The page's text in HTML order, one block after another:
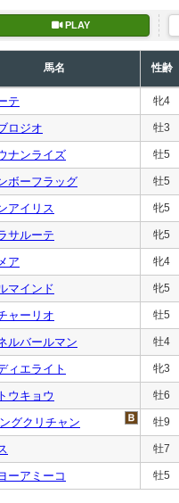
PLAY
馬名 性齢
テ 牝4
ロジオ 牡3
ナンライズ 牡5
ボーフラッグ 牡5
アイリス 牝5
サルーテ 牝5
ア 牝4
マインド 牝5
ャーリオ 牡5
ルバールマン 牡4
ィエライト 牝3
ウキョウ 牡6
グクリチャン 牡9
牡7
ーアミーコ 牡5